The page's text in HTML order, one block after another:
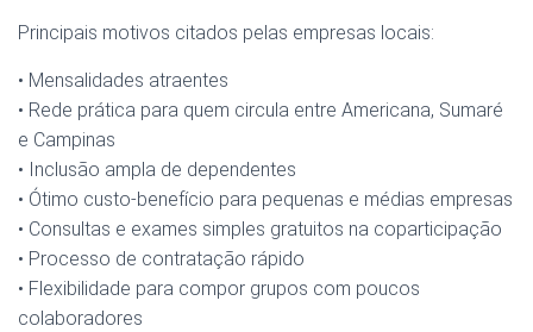
Principais motivos citados pelas empresas locais:
• Mensalidades atraentes
• Rede prática para quem circula entre Americana, Sumaré
e Campinas
• Inclusão ampla de dependentes
• Ótimo custo-benefício para pequenas e médias empresas
• Consultas e exames simples gratuitos na coparticipação
• Processo de contratação rápido
• Flexibilidade para compor grupos com poucos
colaboradores